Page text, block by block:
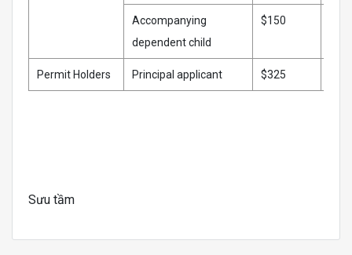
Accompanying
dependent child
$150
Permit Holders Principal applicant $325
Sưu tầm